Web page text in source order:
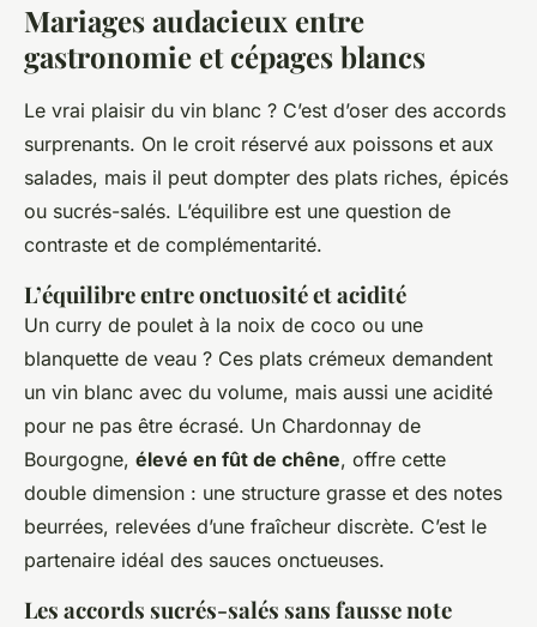
Mariages audacieux entre
gastronomie et cépages blancs
Le vrai plaisir du vin blanc ? C’est d’oser des accords
surprenants. On le croit réservé aux poissons et aux
salades, mais il peut dompter des plats riches, épicés
ou sucrés-salés. L’équilibre est une question de
contraste et de complémentarité.
L’équilibre entre onctuosité et acidité
Un curry de poulet à la noix de coco ou une
blanquette de veau ? Ces plats crémeux demandent
un vin blanc avec du volume, mais aussi une acidité
pour ne pas être écrasé. Un Chardonnay de
Bourgogne, élevé en fût de chêne, offre cette
double dimension : une structure grasse et des notes
beurrées, relevées d’une fraîcheur discrète. C’est le
partenaire idéal des sauces onctueuses.
Les accords sucrés-salés sans fausse note